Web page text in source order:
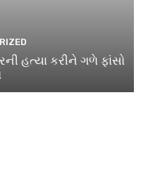
હત્યા કરીને ગળે ફાંસો